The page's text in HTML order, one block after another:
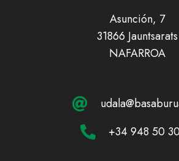
Asunción, 7
31866 Jauntsarats
NAFARROA
+34 948 50